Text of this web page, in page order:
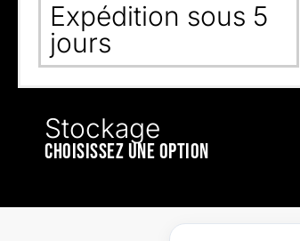
Expédition sous 5
jours
Stockage
CHOISISSEZ UNE OPTION